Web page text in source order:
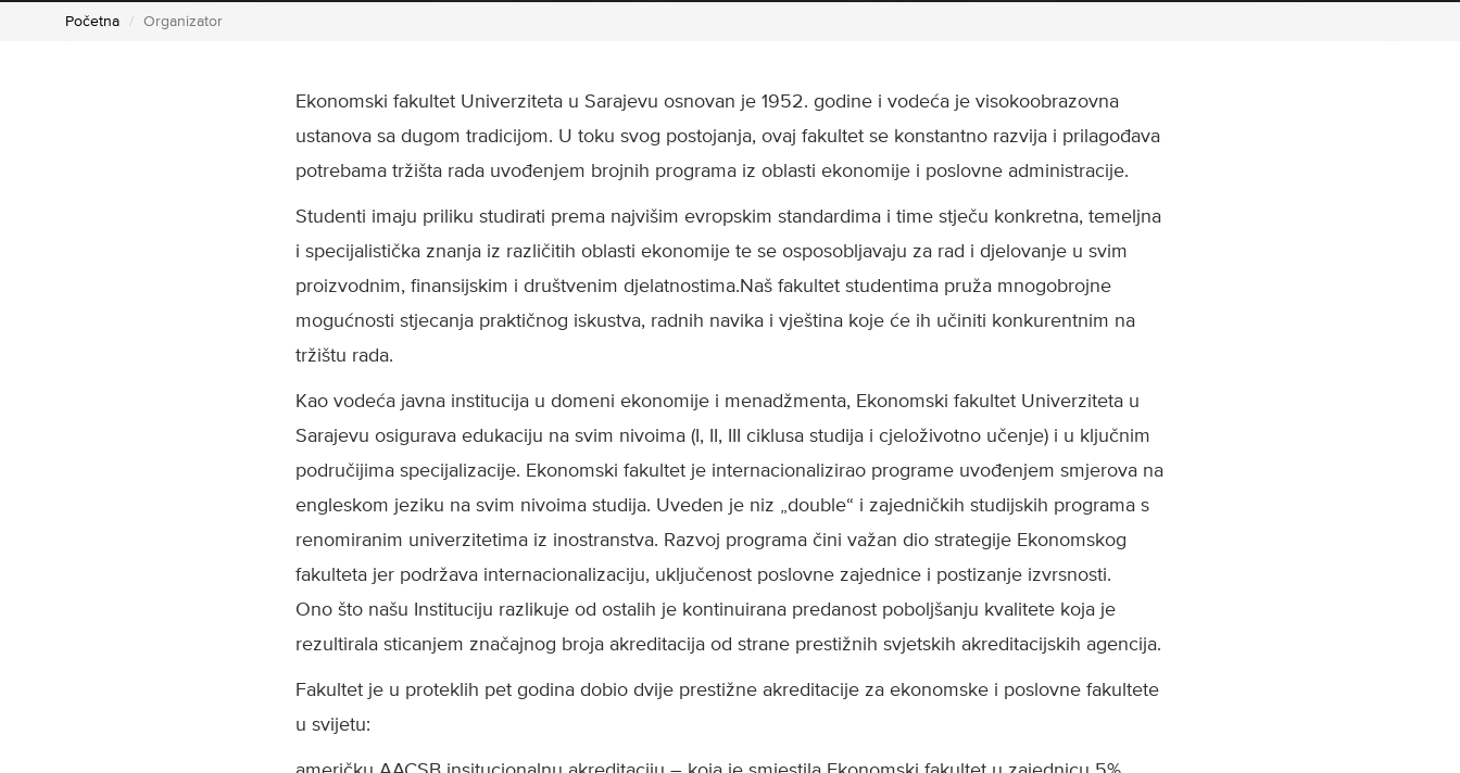
Početna Organizator
Ekonomski fakultet Univerziteta u Sarajevu osnovan je 1952. godine i vodeća je visokoobrazovna
ustanova sa dugom tradicijom. U toku svog postojanja, ovaj fakultet se konstantno razvija i prilagođava
potrebama tržišta rada uvođenjem brojnih programa iz oblasti ekonomije i poslovne administracije.
Studenti imaju priliku studirati prema najvišim evropskim standardima i time stječu konkretna, temeljna
i specijalistička znanja iz različitih oblasti ekonomije te se osposobljavaju za rad i djelovanje u svim
proizvodnim, finansijskim i društvenim djelatnostima.Naš fakultet studentima pruža mnogobrojne
mogućnosti stjecanja praktičnog iskustva, radnih navika i vještina koje će ih učiniti konkurentnim na
tržištu rada.
Kao vodeća javna institucija u domeni ekonomije i menadžmenta, Ekonomski fakultet Univerziteta u
Sarajevu osigurava edukaciju na svim nivoima (I, II, III ciklusa studija i cjeloživotno učenje) i u ključnim
područijima specijalizacije. Ekonomski fakultet je internacionalizirao programe uvođenjem smjerova na
engleskom jeziku na svim nivoima studija. Uveden je niz „double“ i zajedničkih studijskih programa s
renomiranim univerzitetima iz inostranstva. Razvoj programa čini važan dio strategije Ekonomskog
fakulteta jer podržava internacionalizaciju, uključenost poslovne zajednice i postizanje izvrsnosti.
Ono što našu Instituciju razlikuje od ostalih je kontinuirana predanost poboljšanju kvalitete koja je
rezultirala sticanjem značajnog broja akreditacija od strane prestižnih svjetskih akreditacijskih agencija.
Fakultet je u proteklih pet godina dobio dvije prestižne akreditacije za ekonomske i poslovne fakultete
u svijetu: